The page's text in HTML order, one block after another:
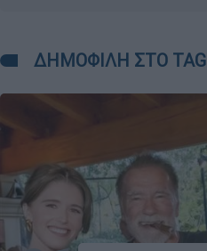
ΔΗΜΟΦΙΛΗ ΣΤΟ TAG